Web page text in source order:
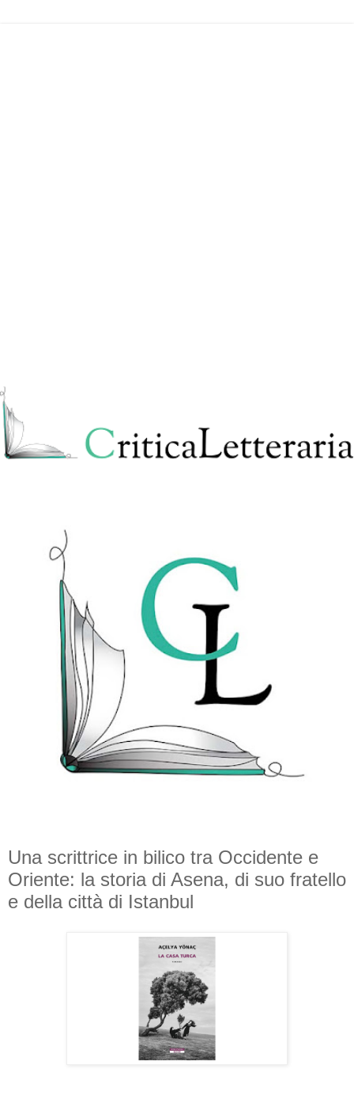
Una scrittrice in bilico tra Occidente e
Oriente: la storia di Asena, di suo fratello
e della città di Istanbul